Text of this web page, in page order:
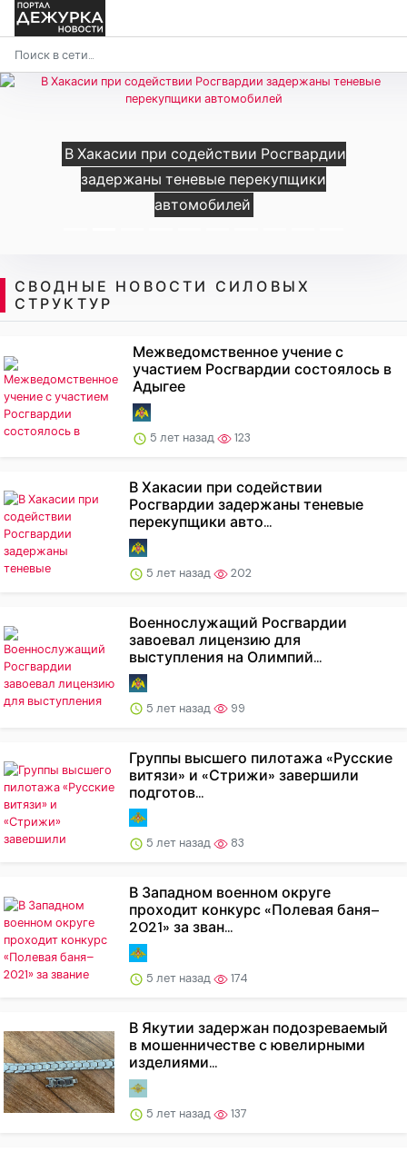
В Хакасии при содействии Росгвардии
задержаны теневые перекупщики
автомобилей
СВОДНЫЕ НОВОСТИ СИЛОВЫХ
СТРУКТУР
Межведомственное учение с
участием Росгвардии состоялось в
Адыгее
5 лет назад 123
В Хакасии при содействии
Росгвардии задержаны теневые
перекупщики авто...
5 лет назад 202
Военнослужащий Росгвардии
завоевал лицензию для
выступления на Олимпий...
5 лет назад 99
Группы высшего пилотажа «Русские
витязи» и «Стрижи» завершили
подготов...
5 лет назад 83
В Западном военном округе
проходит конкурс «Полевая баня–
2021» за зван...
5 лет назад 174
В Якутии задержан подозреваемый
в мошенничестве с ювелирными
изделиями...
5 лет назад 137